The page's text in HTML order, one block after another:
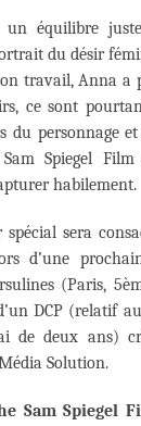
équilibre
du désir
travail, Anna a
ce sont
du personnage
Spiegel
habilement.
spécial sera
d’une
(Paris,
DCP (relatif
de deux ans)
Solution.
Sam Spiegel